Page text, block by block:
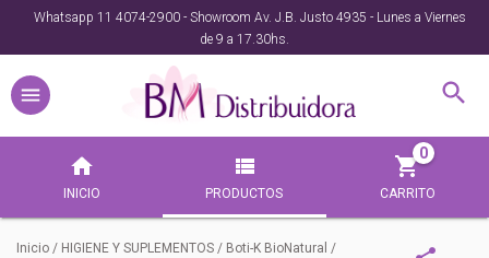
Whatsapp 11 4074-2900 - Showroom Av. J.B. Justo 4935 - Lunes a Viernes
de 9 a 17.30hs.
INICIO PRODUCTOS CARRITO
0
Inicio / HIGIENE Y SUPLEMENTOS / Boti-K BioNatural /